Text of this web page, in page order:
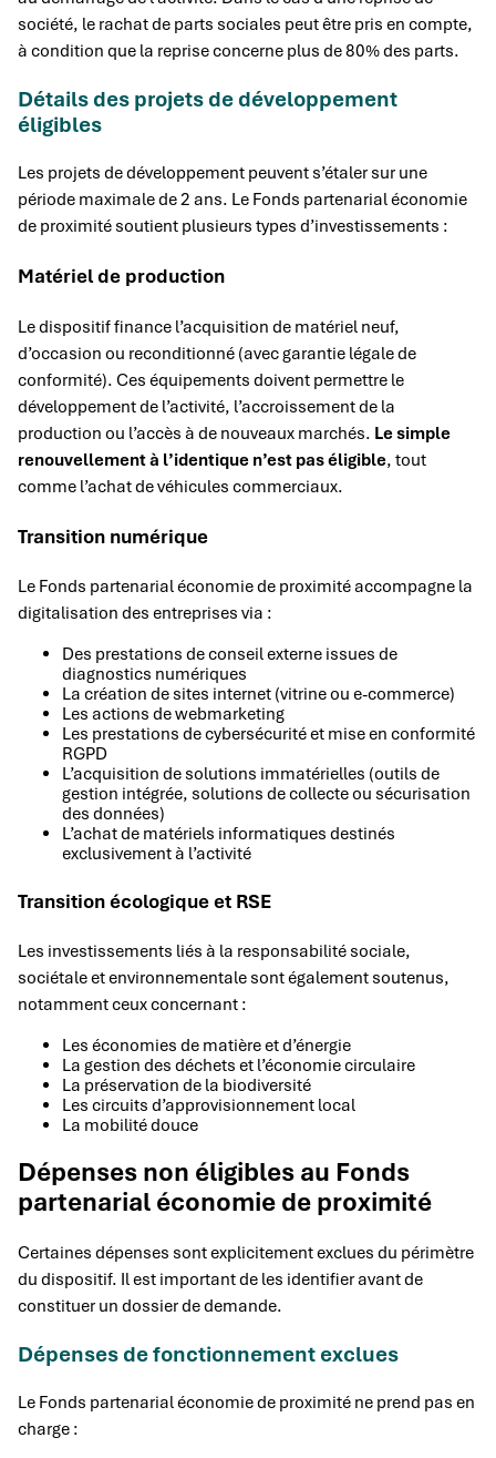
société, le rachat de parts sociales peut être pris en compte,
à condition que la reprise concerne plus de 80% des parts.
Détails des projets de développement
éligibles
Les projets de développement peuvent s’étaler sur une
période maximale de 2 ans. Le Fonds partenarial économie
de proximité soutient plusieurs types d’investissements :
Matériel de production
Le dispositif finance l’acquisition de matériel neuf,
d’occasion ou reconditionné (avec garantie légale de
conformité). Ces équipements doivent permettre le
développement de l’activité, l’accroissement de la
production ou l’accès à de nouveaux marchés. Le simple
renouvellement à l’identique n’est pas éligible, tout
comme l’achat de véhicules commerciaux.
Transition numérique
Le Fonds partenarial économie de proximité accompagne la
digitalisation des entreprises via :
Des prestations de conseil externe issues de
diagnostics numériques
La création de sites internet (vitrine ou e-commerce)
Les actions de webmarketing
Les prestations de cybersécurité et mise en conformité
RGPD
L’acquisition de solutions immatérielles (outils de
gestion intégrée, solutions de collecte ou sécurisation
des données)
L’achat de matériels informatiques destinés
exclusivement à l’activité
Transition écologique et RSE
Les investissements liés à la responsabilité sociale,
sociétale et environnementale sont également soutenus,
notamment ceux concernant :
Les économies de matière et d’énergie
La gestion des déchets et l’économie circulaire
La préservation de la biodiversité
Les circuits d’approvisionnement local
La mobilité douce
Dépenses non éligibles au Fonds
partenarial économie de proximité
Certaines dépenses sont explicitement exclues du périmètre
du dispositif. Il est important de les identifier avant de
constituer un dossier de demande.
Dépenses de fonctionnement exclues
Le Fonds partenarial économie de proximité ne prend pas en
charge :